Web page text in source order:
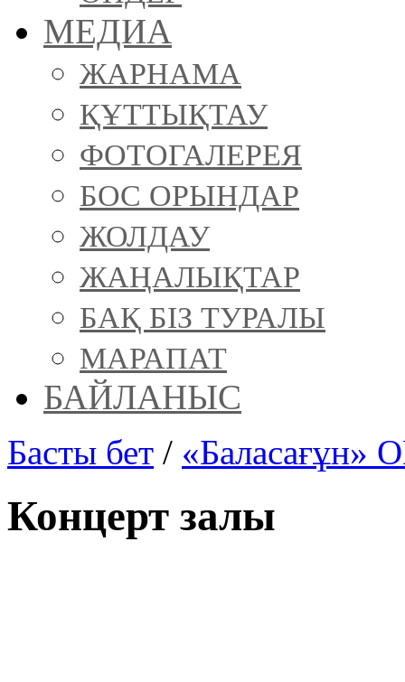
МЕДИА
ЖАРНАМА
ҚҰТТЫҚТАУ
ФОТОГАЛЕРЕЯ
БОС ОРЫНДАР
ЖОЛДАУ
ЖАҢАЛЫҚТАР
БАҚ БІЗ ТУРАЛЫ
МАРАПАТ
БАЙЛАНЫС
Басты бет / «Баласағұн»
Концерт залы